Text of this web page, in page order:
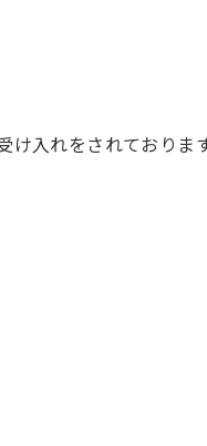
け入れをされておりま